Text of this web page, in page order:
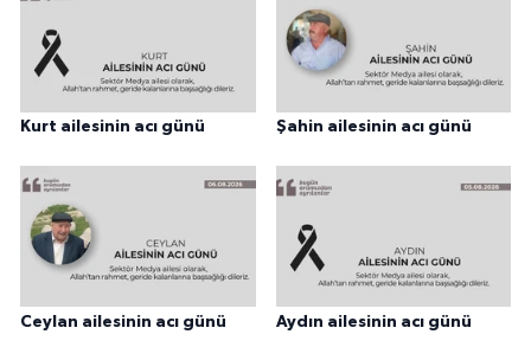
Kurt ailesinin acı günü Şahin ailesinin acı günü
Ceylan ailesinin acı günü Aydın ailesinin acı günü